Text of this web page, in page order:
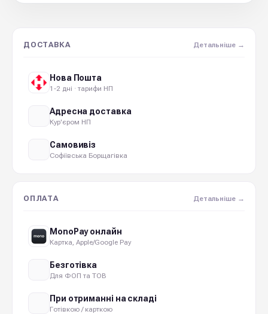
ДОСТАВКА Детальніше →
Нова Пошта
1-2 дні · тарифи НП
Адресна доставка
Кур'єром НП
Самовивіз
Софіївська Борщагівка
ОПЛАТА Детальніше →
MonoPay онлайн
Картка, Apple/Google Pay
Безготівка
Для ФОП та ТОВ
При отриманні на складі
Готівкою / карткою